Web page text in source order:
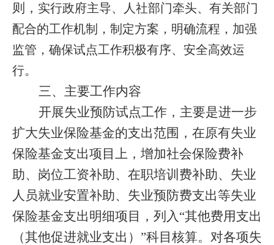
则， 实行政府主导、人社部门牵头、有关部门
配合的工作机制，制定方案，明确流程，加强
监管，确保试点工作积极有序、安全高效运
行。
三、主要工作内容
开展失业预防试点工作，主要是进一步
扩大失业保险基金的支出范围，在原有失业
保险基金支出项目上，增加社会保险费补
助、岗位工资补助、在职培训费补助、失业
人员就业安置补助、失业预防费支出等失业
保险基金支出明细项目，列入“其他费用支出
（其他促进就业支出）”科目核算。对各项失